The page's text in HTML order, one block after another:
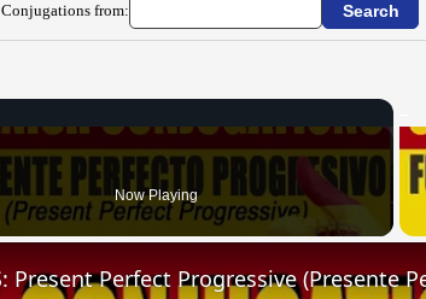
from:
Now Playing